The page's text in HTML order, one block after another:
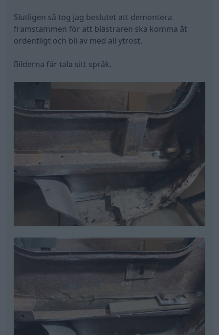
Slutligen så tog jag beslutet att demontera
framstammen för att blästraren ska komma åt
ordentligt och bli av med all ytrost.
Bilderna får tala sitt språk.